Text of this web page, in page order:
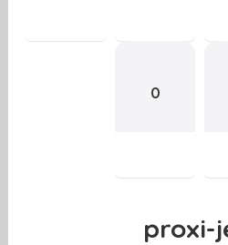
0
proxi-